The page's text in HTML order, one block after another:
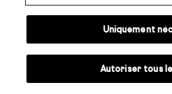
Uniquement
Autoriser tous